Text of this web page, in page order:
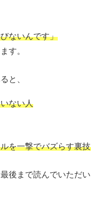
ないんです」
す。
と、
ない人
を一撃でバズらす裏
後まで読んでいただ